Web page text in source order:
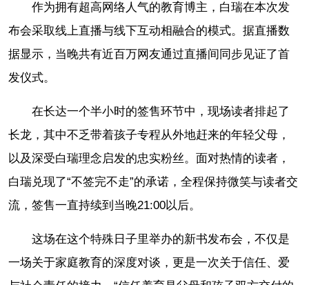
作为拥有超高网络人气的教育博主，白瑞在本次发
布会采取线上直播与线下互动相融合的模式。据直播数
据显示，当晚共有近百万网友通过直播间同步见证了首
发仪式。
在长达一个半小时的签售环节中，现场读者排起了
长龙，其中不乏带着孩子专程从外地赶来的年轻父母，
以及深受白瑞理念启发的忠实粉丝。面对热情的读者，
白瑞兑现了“不签完不走”的承诺，全程保持微笑与读者交
流，签售一直持续到当晚21:00以后。
这场在这个特殊日子里举办的新书发布会，不仅是
一场关于家庭教育的深度对谈，更是一次关于信任、爱